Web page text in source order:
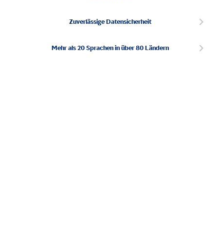
Zuverlässige Datensicherheit
Mehr als 20 Sprachen in über 80 Ländern